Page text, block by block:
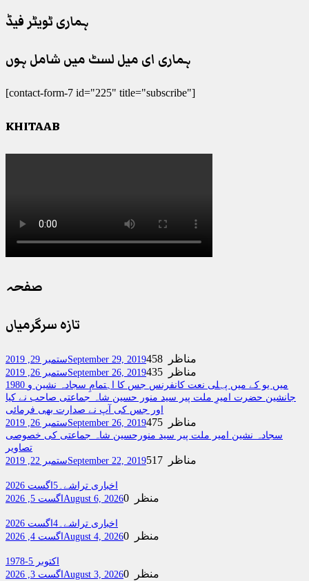
ہماری ٹویٹر فیڈ
ہماری ای میل لسٹ میں شامل ہوں
[contact-form-7 id="225" title="subscribe"]
KHITAAB
صفحہ
تازہ سرگرمیاں
ستمبر 29, 2019September 29, 2019 458 مناظر
ستمبر 26, 2019September 26, 2019 435 مناظر
1980 میں یو کے میں پہلی نعت کانفرنس جس کا اہتمامِ سجادہ نشین و
جانشین حضرت امیرِ ملت پیر سید منور حسین شاہ جماعتی صاحب نے کیا
اور جس کی آپ نے صدارت بھی فرمائی
ستمبر 26, 2019September 26, 2019 475 مناظر
سجادہ نشین امیر ملت پیر سید منورحسین شاہ جماعتی کی خصوصی
تصاویر
ستمبر 22, 2019September 22, 2019 517 مناظر
اخباری تراشے۔5اگست 2026
اگست 5, 2026 August 6, 2026 0 منظر
اخباری تراشے۔4اگست 2026
اگست 4, 2026 August 4, 2026 0 منظر
اکتوبر 5-1978
اگست 3, 2026 August 3, 2026 0 منظر